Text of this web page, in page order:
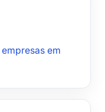
empresas em